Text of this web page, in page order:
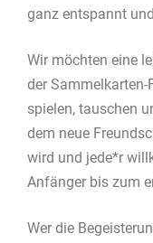
ganz entspannt
Wir möchten eine
der
spielen, tauschen
dem neue
wird und jede*r
Anfänger bis zum
Wer die